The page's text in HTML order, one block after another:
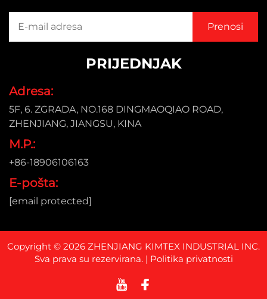
PRIJEDNJAK
Adresa:
5F, 6. ZGRADA, NO.168 DINGMAOQIAO ROAD,
ZHENJIANG, JIANGSU, KINA
M.P.:
+86-18906106163
E-pošta:
[email protected]
Copyright © 2026 ZHENJIANG KIMTEX INDUSTRIAL INC.
Sva prava su rezervirana. | Politika privatnosti